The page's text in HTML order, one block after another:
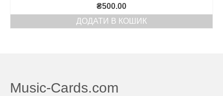
₴500.00
ДОДАТИ В КОШИК
Music-Cards.com